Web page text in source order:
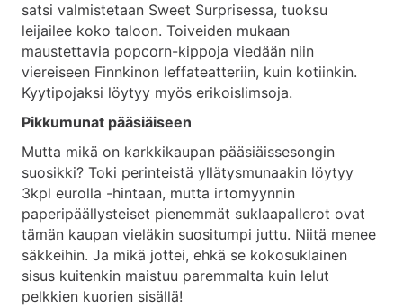
satsi valmistetaan Sweet Surprisessa, tuoksu
leijailee koko taloon. Toiveiden mukaan
maustettavia popcorn-kippoja viedään niin
viereiseen Finnkinon leffateatteriin, kuin kotiinkin.
Kyytipojaksi löytyy myös erikoislimsoja.
Pikkumunat pääsiäiseen
Mutta mikä on karkkikaupan pääsiäissesongin
suosikki? Toki perinteistä yllätysmunaakin löytyy
3kpl eurolla -hintaan, mutta irtomyynnin
paperipäällysteiset pienemmät suklaapallerot ovat
tämän kaupan vieläkin suositumpi juttu. Niitä menee
säkkeihin. Ja mikä jottei, ehkä se kokosuklainen
sisus kuitenkin maistuu paremmalta kuin lelut
pelkkien kuorien sisällä!